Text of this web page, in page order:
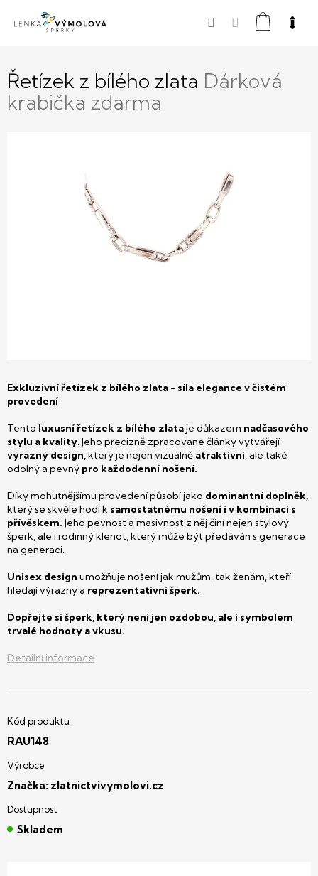
Nákupní
Řetízek z bílého zlata Dárková
krabička zdarma
Exkluzivní řetízek z bílého zlata - síla elegance v čistém
provedení
Tento luxusní řetízek z bílého zlataje důkazem nadčasového
stylu a kvality. Jeho precizně zpracované články vytvářejí
výrazný design,který je nejen vizuálně atraktivní, ale také
odolný a pevný pro každodenní nošení.
Díky mohutnějšímu provedení působí jako dominantní doplněk,
který se skvěle hodí k samostatnému nošení i v kombinaci s
přívěskem. Jeho pevnost a masivnost z něj činí nejen stylový
šperk, ale i rodinný klenot, který může být předáván s generace
na generaci.
Unisex design umožňuje nošení jak mužům, tak ženám, kteří
hledají výrazný a reprezentativní šperk.
Dopřejte si šperk, který není jen ozdobou, ale i symbolem
trvalé hodnoty a vkusu.
Detailní informace
RAU148
Značka: zlatnictvivymolovi.cz
Skladem